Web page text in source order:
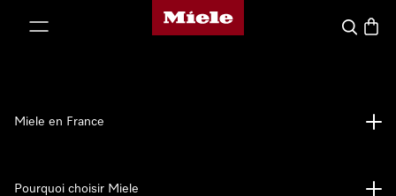
Page d'accueil Miele
Search
Miele en France
Pourquoi choisir Miele